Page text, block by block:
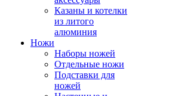
Казаны и котелки
из литого
алюминия
Ножи
Наборы ножей
Отдельные ножи
Подставки для
ножей